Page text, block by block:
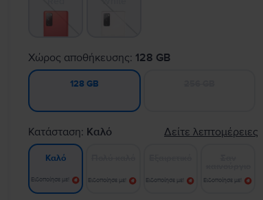
Χώρος αποθήκευσης: 128 GB
128 GB
Κατάσταση: Καλό Δείτε λεπτομέρειες
Καλό
Ειδοποίησε με! Ειδοποίησε με! Ειδοποίησε με! Ειδοποίησε με!